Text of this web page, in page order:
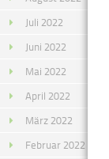
Juli 2022
Juni 2022
Mai 2022
April 2022
März 2022
Februar 2022